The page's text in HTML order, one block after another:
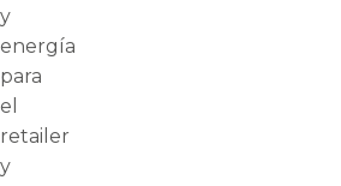
y
energía
para
el
retailer
y